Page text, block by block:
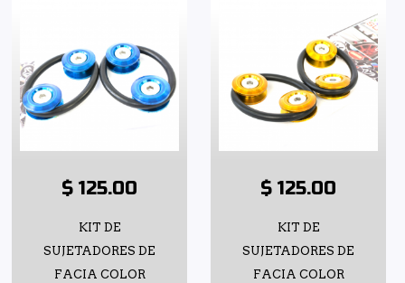
$ 125.00
KIT DE
SUJETADORES DE
FACIA COLOR
$ 125.00
KIT DE
SUJETADORES DE
FACIA COLOR